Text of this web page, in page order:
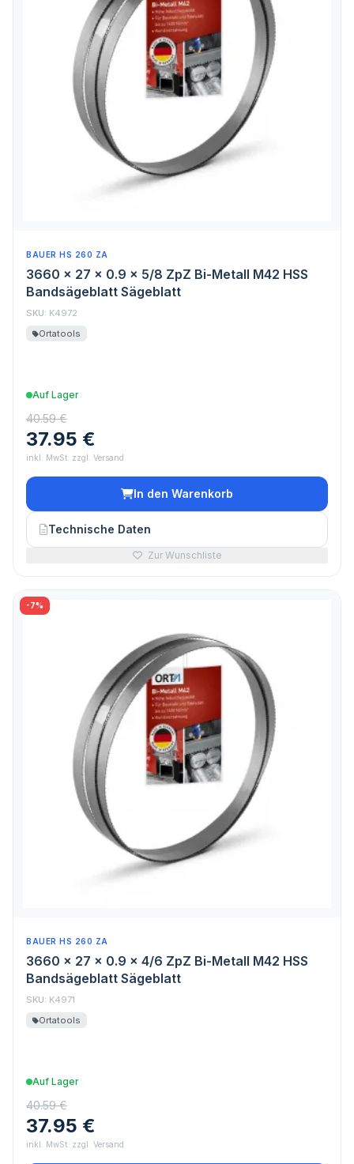
BAUER HS 260 ZA
3660 x 27 x 0.9 x 5/8 ZpZ Bi-Metall M42 HSS
Bandsägeblatt Sägeblatt
SKU: K4972
Ortatools
Auf Lager
40.59 €
37.95 €
inkl. MwSt. zzgl. Versand
In den Warenkorb
Technische Daten
Zur Wunschliste
-7%
BAUER HS 260 ZA
3660 x 27 x 0.9 x 4/6 ZpZ Bi-Metall M42 HSS
Bandsägeblatt Sägeblatt
SKU: K4971
Ortatools
Auf Lager
40.59 €
37.95 €
inkl. MwSt. zzgl. Versand